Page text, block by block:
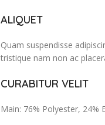
ALIQUET
Quam suspendisse
tristique nam non ac
CURABITUR VELIT
Main: 76% Polyester, 24%